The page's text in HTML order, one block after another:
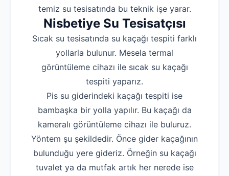
temiz su tesisatında bu teknik işe yarar.
Nisbetiye Su Tesisatçısı
Sıcak su tesisatında su kaçağı tespiti farklı
yollarla bulunur. Mesela termal
görüntüleme cihazı ile sıcak su kaçağı
tespiti yaparız.
Pis su giderindeki kaçağı tespiti ise
bambaşka bir yolla yapılır. Bu kaçağı da
kameralı görüntüleme cihazı ile buluruz.
Yöntem şu şekildedir. Önce gider kaçağının
bulunduğu yere gideriz. Örneğin su kaçağı
tuvalet ya da mutfak artık her nerede ise